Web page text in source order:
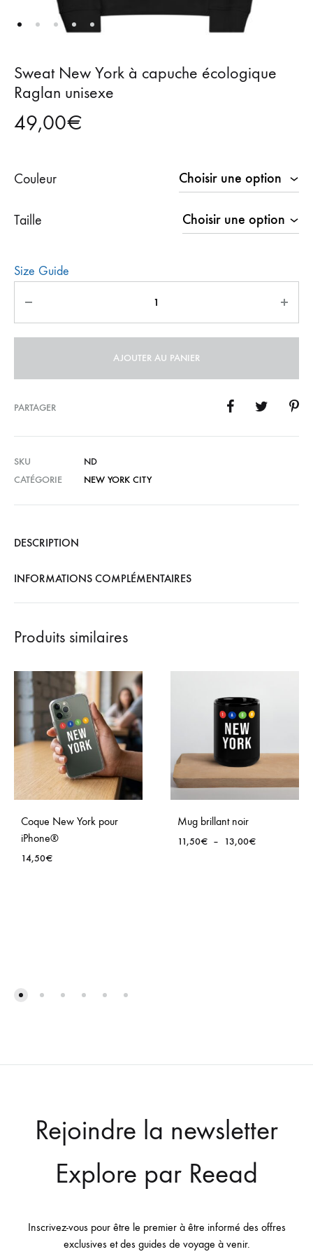
Sweat New York à capuche écologique
Raglan unisexe
49,00€
Couleur
Taille
Size Guide
AJOUTER AU PANIER
PARTAGER
SKU
ND
CATÉGORIE
NEW YORK CITY
DESCRIPTION
INFORMATIONS COMPLÉMENTAIRES
Produits similaires
Coque New York pour
iPhone®
14,50€
Mug brillant noir
11,50€ – 13,00€Plage
Rejoindre la newsletter
Explore par Reead
Inscrivez-vous pour être le premier à être informé des offres
exclusives et des guides de voyage à venir.